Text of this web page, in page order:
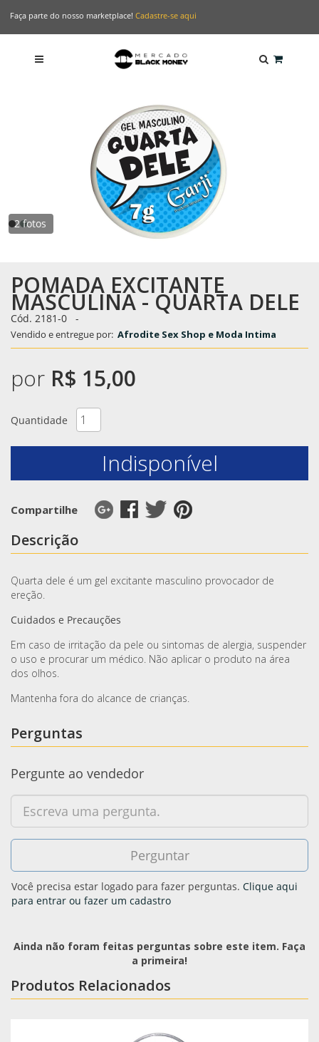
Faça parte do nosso marketplace! Cadastre-se aqui
2 fotos
POMADA EXCITANTE
MASCULINA - QUARTA DELE
Cód. 2181-0 -
Vendido e entregue por: Afrodite Sex Shop e Moda Intima
por R$ 15,00
Quantidade
Indisponível
Compartilhe
Descrição
Quarta dele é um gel excitante masculino provocador de
ereção.
Cuidados e Precauções
Em caso de irritação da pele ou sintomas de alergia, suspender
o uso e procurar um médico. Não aplicar o produto na área
dos olhos.
Mantenha fora do alcance de crianças.
Perguntas
Pergunte ao vendedor
Você precisa estar logado para fazer perguntas. Clique aqui
para entrar ou fazer um cadastro
Ainda não foram feitas perguntas sobre este item. Faça
a primeira!
Produtos Relacionados